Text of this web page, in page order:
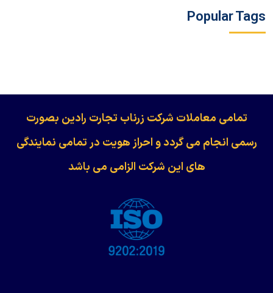
Popular Tags
​​​​​​تمامی معاملات شرکت زرناب تجارت رادین بصورت
رسمی انجام می گردد و احراز هویت در تمامی نمایندگی
های این شرکت الزامی می باشد